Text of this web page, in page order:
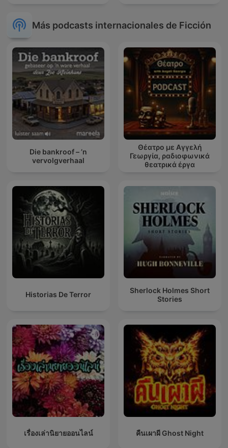
Más podcasts internacionales de Ficción
Die bankroof – ’n
vervolgverhaal
Θέατρο με Αγγελή
Γεωργία, ραδιοφωνικά
θεατρικά έργα
Historias De Terror
Sherlock Holmes Short
Stories
เรื่องเล่านิยายออนไลน์ คืนเผาผี Ghost Night